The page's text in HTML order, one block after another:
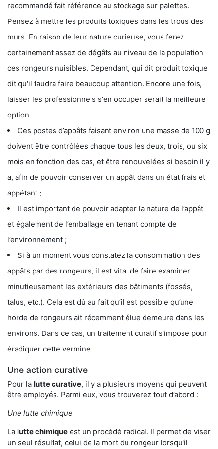
recommandé fait référence au stockage sur palettes.
Pensez à mettre les produits toxiques dans les trous des
murs. En raison de leur nature curieuse, vous ferez
certainement assez de dégâts au niveau de la population
ces rongeurs nuisibles. Cependant, qui dit produit toxique
dit qu'il faudra faire beaucoup attention. Encore une fois,
laisser les professionnels s'en occuper serait la meilleure
option.
Ces postes d’appâts faisant environ une masse de 100 g
doivent être contrôlées chaque tous les deux, trois, ou six
mois en fonction des cas, et être renouvelées si besoin il y
a, afin de pouvoir conserver un appât dans un état frais et
appétant ;
Il est important de pouvoir adapter la nature de l’appât
et également de l’emballage en tenant compte de
l’environnement ;
Si à un moment vous constatez la consommation des
appâts par des rongeurs, il est vital de faire examiner
minutieusement les extérieurs des bâtiments (fossés,
talus, etc.). Cela est dû au fait qu’il est possible qu’une
horde de rongeurs ait récemment élue demeure dans les
environs. Dans ce cas, un traitement curatif s’impose pour
éradiquer cette vermine.
Une action curative
Pour la lutte curative, il y a plusieurs moyens qui peuvent
être employés. Parmi eux, vous trouverez tout d’abord :
Une lutte chimique
La lutte chimique est un procédé radical. Il permet de viser
un seul résultat, celui de la mort du rongeur lorsqu'il